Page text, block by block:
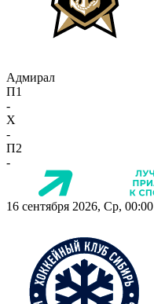
Адмирал
П1
-
X
-
П2
-
16 сентября 2026, Ср, 00:00